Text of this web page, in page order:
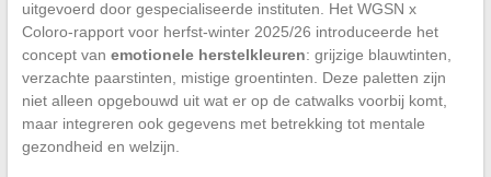
uitgevoerd door gespecialiseerde instituten. Het WGSN x
Coloro-rapport voor herfst-winter 2025/26 introduceerde het
concept van emotionele herstelkleuren: grijzige blauwtinten,
verzachte paarstinten, mistige groentinten. Deze paletten zijn
niet alleen opgebouwd uit wat er op de catwalks voorbij komt,
maar integreren ook gegevens met betrekking tot mentale
gezondheid en welzijn.